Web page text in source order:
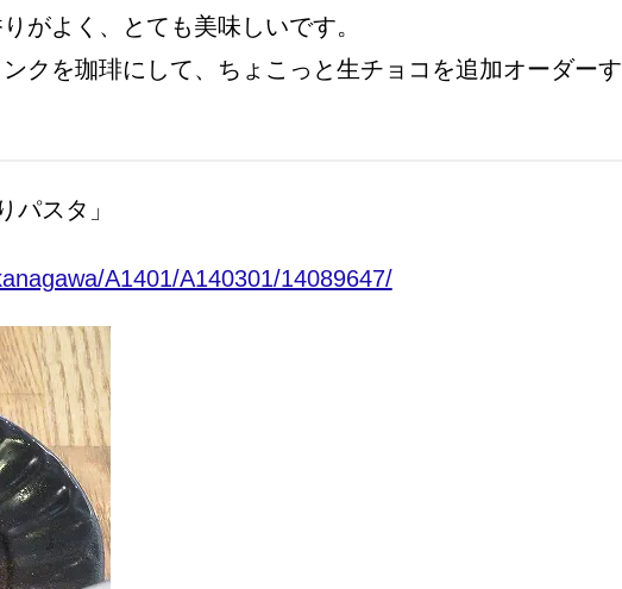
がよく、とても美味しいです。
クを珈琲にして、ちょこっと生チョコを追加オーダーす
スタ」
A1401/A140301/14089647/